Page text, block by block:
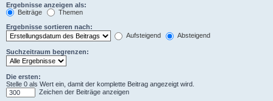
Ergebnisse anzeigen als:
Beiträge
Themen
Ergebnisse sortieren nach:
Aufsteigend
Absteigend
Suchzeitraum begrenzen:
Die ersten:
Stelle 0 als Wert ein, damit der komplette Beitrag angezeigt wird.
Zeichen der Beiträge anzeigen